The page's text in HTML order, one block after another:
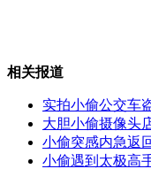
劫匪抢金店 店员
相关报道
实拍小偷公交车
大胆小偷摄像头
小偷突感内急返
小偷遇到太极高